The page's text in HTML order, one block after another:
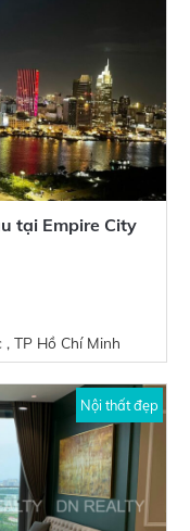
tại Empire City
TP Hồ Chí Minh
Nội thất đẹp